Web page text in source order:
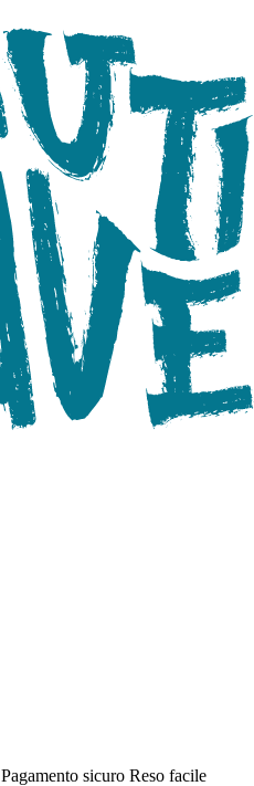
Pagamento sicuro Reso facile